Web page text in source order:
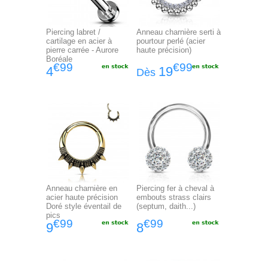
Piercing labret /
cartilage en acier à
pierre carrée - Aurore
Boréale
4€99
Anneau charnière serti à
pourtour perlé (acier
haute précision)
Dès 19€99
Anneau charnière en
acier haute précision
Doré style éventail de
pics
9€99
Piercing fer à cheval à
embouts strass clairs
(septum, daith...)
8€99